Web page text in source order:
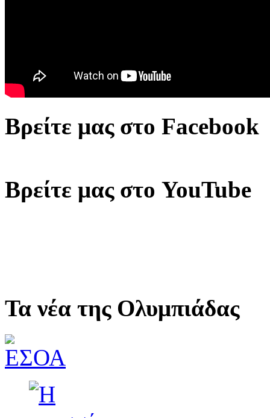
Βρείτε μας στο Facebook
Βρείτε μας στο YouTube
Τα νέα της Ολυμπιάδας